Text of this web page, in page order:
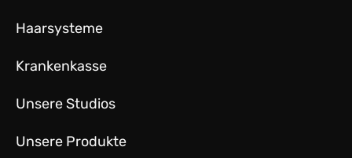
Haarsysteme
Krankenkasse
Unsere Studios
Unsere Produkte